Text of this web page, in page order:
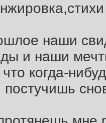
наши
и наши
когда-